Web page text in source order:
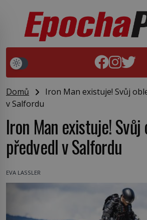
Domů
Iron Man existuje! Svůj
v Salfordu
Iron Man existuje! Svůj
předvedl v Salfordu
EVA LASSLER